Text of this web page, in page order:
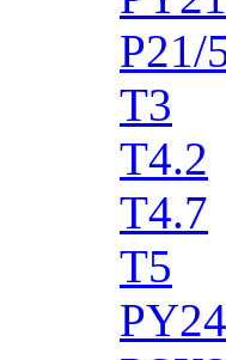
P21/
T3
T4.2
T4.7
T5